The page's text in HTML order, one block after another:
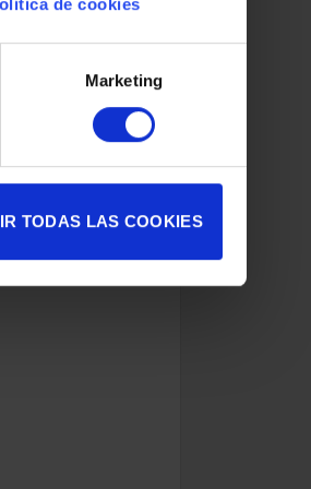
de cookies
Marketing
TODAS LAS COOKIES